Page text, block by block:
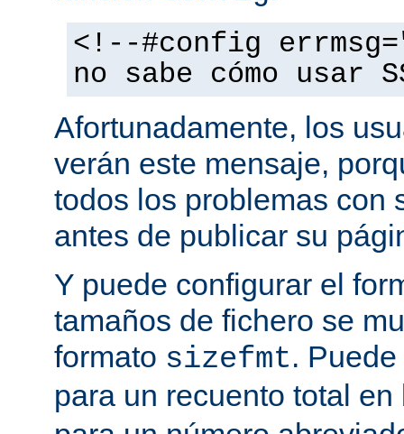
<!--#config
no sabe cómo usar
Afortunadamente, los
verán este mensaje,
todos los problemas con
antes de publicar su
Y puede configurar el
tamaños de fichero se
formato sizefmt.
para un recuento total